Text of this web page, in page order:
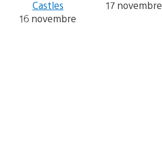
Castles
16 novembre
17 novembre